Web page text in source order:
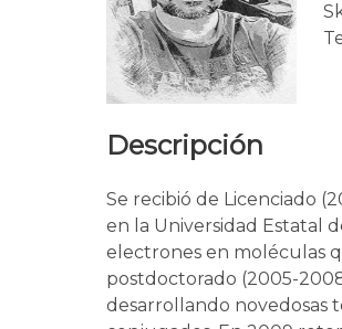
Descripción
Se recibió de Licenciado
en la Universidad Estatal
electrones en moléculas
postdoctorado (2005-
desarrollando novedosas